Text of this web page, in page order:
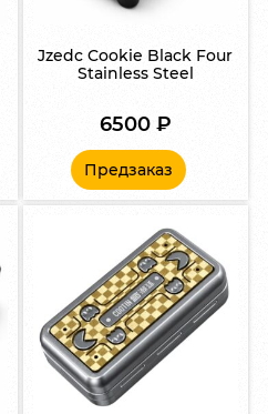
Jzedc Cookie Black Four
Stainless Steel
6500 ₽
Предзаказ